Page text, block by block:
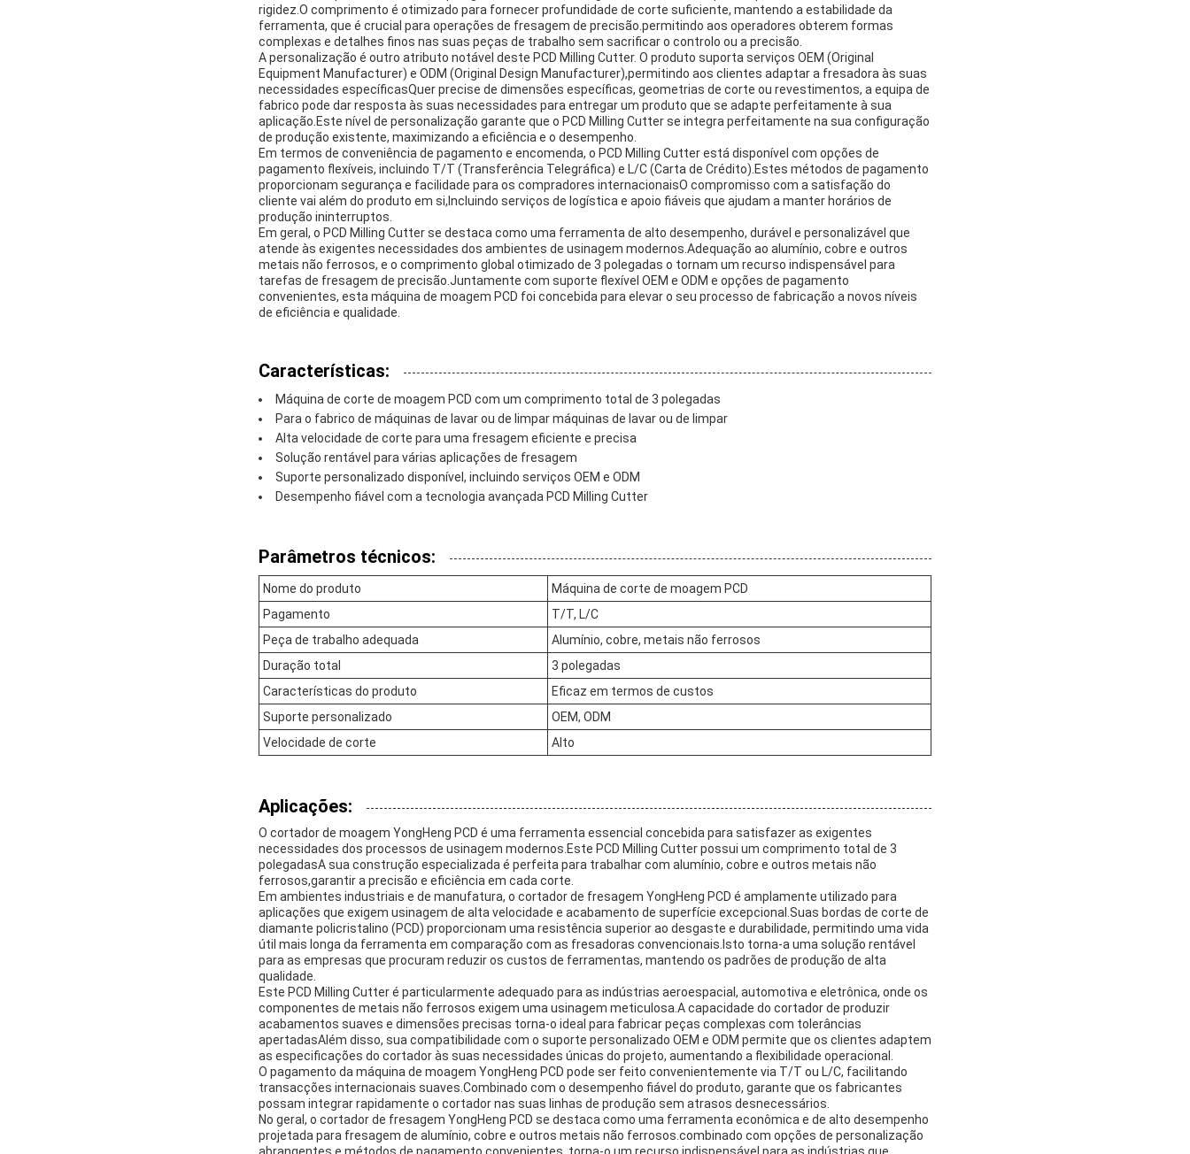
rigidez.O comprimento é otimizado para fornecer profundidade de corte suficiente, mantendo a estabilidade da
ferramenta, que é crucial para operações de fresagem de precisão.permitindo aos operadores obterem formas
complexas e detalhes finos nas suas peças de trabalho sem sacrificar o controlo ou a precisão.
A personalização é outro atributo notável deste PCD Milling Cutter. O produto suporta serviços OEM (Original
Equipment Manufacturer) e ODM (Original Design Manufacturer),permitindo aos clientes adaptar a fresadora às suas
necessidades específicasQuer precise de dimensões específicas, geometrias de corte ou revestimentos, a equipa de
fabrico pode dar resposta às suas necessidades para entregar um produto que se adapte perfeitamente à sua
aplicação.Este nível de personalização garante que o PCD Milling Cutter se integra perfeitamente na sua configuração
de produção existente, maximizando a eficiência e o desempenho.
Em termos de conveniência de pagamento e encomenda, o PCD Milling Cutter está disponível com opções de
pagamento flexíveis, incluindo T/T (Transferência Telegráfica) e L/C (Carta de Crédito).Estes métodos de pagamento
proporcionam segurança e facilidade para os compradores internacionaisO compromisso com a satisfação do
cliente vai além do produto em si,Incluindo serviços de logística e apoio fiáveis que ajudam a manter horários de
produção ininterruptos.
Em geral, o PCD Milling Cutter se destaca como uma ferramenta de alto desempenho, durável e personalizável que
atende às exigentes necessidades dos ambientes de usinagem modernos.Adequação ao alumínio, cobre e outros
metais não ferrosos, e o comprimento global otimizado de 3 polegadas o tornam um recurso indispensável para
tarefas de fresagem de precisão.Juntamente com suporte flexível OEM e ODM e opções de pagamento
convenientes, esta máquina de moagem PCD foi concebida para elevar o seu processo de fabricação a novos níveis
de eficiência e qualidade.
Características:
Máquina de corte de moagem PCD com um comprimento total de 3 polegadas
Para o fabrico de máquinas de lavar ou de limpar máquinas de lavar ou de limpar
Alta velocidade de corte para uma fresagem eficiente e precisa
Solução rentável para várias aplicações de fresagem
Suporte personalizado disponível, incluindo serviços OEM e ODM
Desempenho fiável com a tecnologia avançada PCD Milling Cutter
Parâmetros técnicos:
Nome do produto
Máquina de corte de moagem PCD
Pagamento
T/T, L/C
Peça de trabalho adequada
Alumínio, cobre, metais não ferrosos
Duração total
3 polegadas
Características do produto
Eficaz em termos de custos
Suporte personalizado
OEM, ODM
Velocidade de corte
Alto
Aplicações:
O cortador de moagem YongHeng PCD é uma ferramenta essencial concebida para satisfazer as exigentes
necessidades dos processos de usinagem modernos.Este PCD Milling Cutter possui um comprimento total de 3
polegadasA sua construção especializada é perfeita para trabalhar com alumínio, cobre e outros metais não
ferrosos,garantir a precisão e eficiência em cada corte.
Em ambientes industriais e de manufatura, o cortador de fresagem YongHeng PCD é amplamente utilizado para
aplicações que exigem usinagem de alta velocidade e acabamento de superfície excepcional.Suas bordas de corte de
diamante policristalino (PCD) proporcionam uma resistência superior ao desgaste e durabilidade, permitindo uma vida
útil mais longa da ferramenta em comparação com as fresadoras convencionais.Isto torna-a uma solução rentável
para as empresas que procuram reduzir os custos de ferramentas, mantendo os padrões de produção de alta
qualidade.
Este PCD Milling Cutter é particularmente adequado para as indústrias aeroespacial, automotiva e eletrônica, onde os
componentes de metais não ferrosos exigem uma usinagem meticulosa.A capacidade do cortador de produzir
acabamentos suaves e dimensões precisas torna-o ideal para fabricar peças complexas com tolerâncias
apertadasAlém disso, sua compatibilidade com o suporte personalizado OEM e ODM permite que os clientes adaptem
as especificações do cortador às suas necessidades únicas do projeto, aumentando a flexibilidade operacional.
O pagamento da máquina de moagem YongHeng PCD pode ser feito convenientemente via T/T ou L/C, facilitando
transacções internacionais suaves.Combinado com o desempenho fiável do produto, garante que os fabricantes
possam integrar rapidamente o cortador nas suas linhas de produção sem atrasos desnecessários.
No geral, o cortador de fresagem YongHeng PCD se destaca como uma ferramenta econômica e de alto desempenho
projetada para fresagem de alumínio, cobre e outros metais não ferrosos.combinado com opções de personalização
abrangentes e métodos de pagamento convenientes, torna-o um recurso indispensável para as indústrias que